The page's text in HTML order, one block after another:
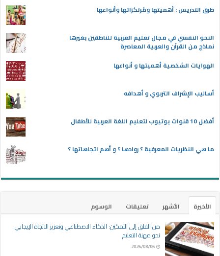
طرق التدريس : أهميتها ومُرتكزاتها وأنواعها
النحو النفسي في مجال تعليم العربية للناطقين بغيرها
نماذج من القرآن والعربية المعاصرة
الهوايات الشخصية أهميتها و أنواعها
أساليب الإشراف التربوي و أهدافه
أفضل 10 قنوات يوتيوب لتعليم اللغة العربية للأطفال
ما هي النظريات المعرفية ؟ روادها ؟ و أهم اتجاهاتها ؟
الأخيرة الأشهر تعليقات
الوسوم
من القلق إلى التمكين: الذكاء الاصطناعي وتعزيز الاتجاه الإيجابي
نحو مهنة التعليم
2026/08/06